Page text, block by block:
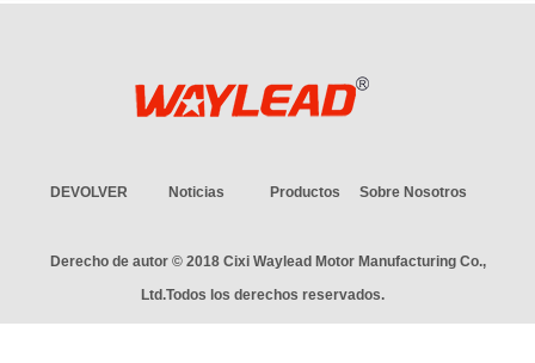
DEVOLVER Noticias Productos Sobre Nosotros
Derecho de autor © 2018 Cixi Waylead Motor Manufacturing Co.,
Ltd.Todos los derechos reservados.